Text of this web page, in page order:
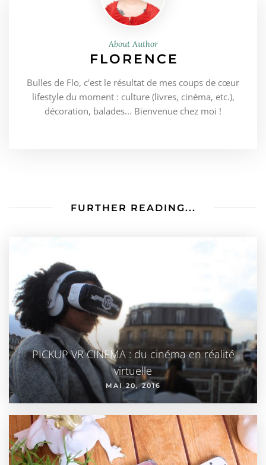
About Author
FLORENCE
Bulles de Flo, c'est le résultat de mes coups de cœur
lifestyle du moment : culture (livres, cinéma, etc.),
décoration, balades... Bienvenue chez moi !
FURTHER READING...
PICKUP VR CINEMA : du cinéma en réalité
virtuelle
MAI 20, 2016